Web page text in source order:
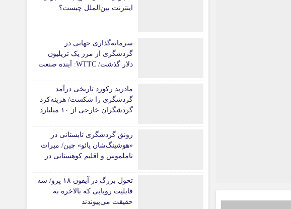
اینترنت بین‌الملل چیست؟
سرمایه‌گذاری جهانی در
گردشگری از مرز یک تریلیون
دلار گذشت/ WTTC: آینده صنعت
جهانی تضمین می‌شود
مادرید رکورد تاریخی درآمد
گردشگری را شکست/ هزینه‌کرد
گردشگران خارجی از ۱۰ میلیارد
رونق گردشگری تابستانی در
«هوشینگ‌شان یائو» چین/ میراث
ناملموس و اقلیم کوهستانی در
تحول بزرگ در آیفون ۱۸ پرو/ سه
قابلیت رویایی که بالاخره به
حقیقت می‌پیوندند